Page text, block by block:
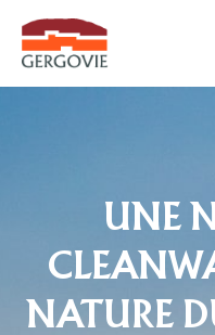
UNE
NATURE